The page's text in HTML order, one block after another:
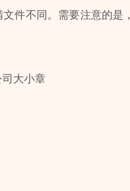
件不同。需要注意的是，
大小章